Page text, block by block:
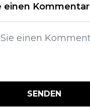
einen Kommentar
SENDEN